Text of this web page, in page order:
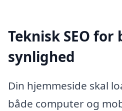
Teknisk SEO for
synlighed
Din hjemmeside skal
både computer og